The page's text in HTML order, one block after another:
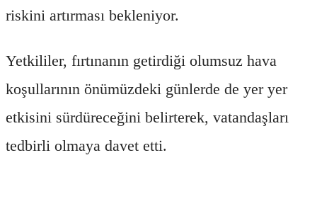
riskini artırması bekleniyor.
Yetkililer, fırtınanın getirdiği olumsuz hava
koşullarının önümüzdeki günlerde de yer yer
etkisini sürdüreceğini belirterek, vatandaşları
tedbirli olmaya davet etti.